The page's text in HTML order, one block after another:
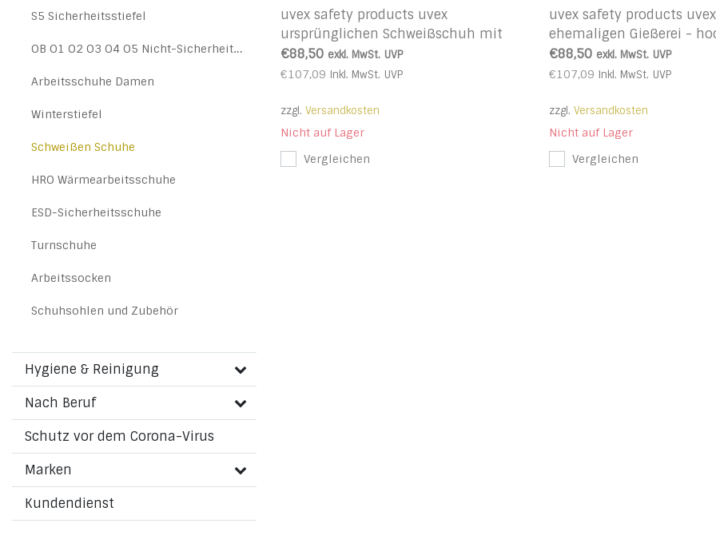
S5 Sicherheitsstiefel
OB O1 O2 O3 O4 O5 Nicht-Sicherheitsschuhe
Arbeitsschuhe Damen
Winterstiefel
Schweißen Schuhe
HRO Wärmearbeitsschuhe
ESD-Sicherheitsschuhe
Turnschuhe
Arbeitssocken
Schuhsohlen und Zubehör
Hygiene & Reinigung
Nach Beruf
Schutz vor dem Corona-Virus
Marken
Kundendienst
uvex safety products uvex
ursprünglichen Schweißschuh mit
Schnalle - Hoch
€88,50 exkl. MwSt. UVP
€107,09 Inkl. MwSt. UVP
zzgl. Versandkosten
Nicht auf Lager
Vergleichen
uvex safety products uvex
ehemaligen Gießerei -
€88,50 exkl. MwSt. UVP
€107,09 Inkl. MwSt. UVP
zzgl. Versandkosten
Nicht auf Lager
Vergleichen